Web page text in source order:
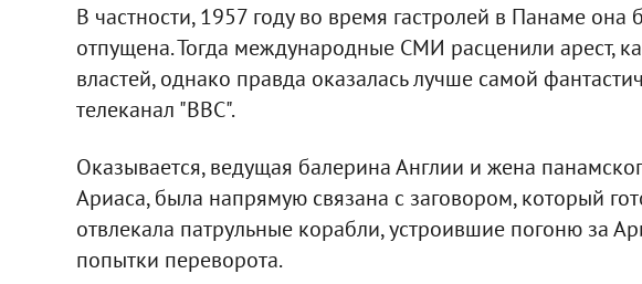
В частности, 1957 году во время гастролей в Панаме она
отпущена. Тогда международные СМИ расценили арест,
властей, однако правда оказалась лучше самой
телеканал "ВВС".
Оказывается, ведущая балерина Англии и жена
Ариаса, была напрямую связана с заговором, который
отвлекала патрульные корабли, устроившие погоню за
попытки переворота.